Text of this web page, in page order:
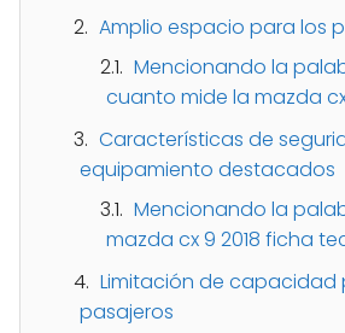
Amplio espacio para los
Mencionando la
cuanto mide la mazda
Características de
equipamiento destacados
Mencionando la
mazda cx 9 2018 ficha
Limitación de capacidad
pasajeros